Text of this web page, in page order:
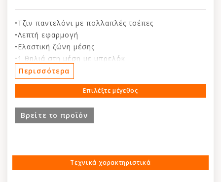
•Τζιν παντελόνι με πολλαπλές τσέπες
•Λεπτή εφαρμογή
•Ελαστική ζώνη μέσης
•1 θηλιά στη μέση με μπρελόκ
•Αφαιρούμενες και εναλλάξιμες τσέπες ενισχυμένες
με Cordura®
•1 τσέπη μηρού με πτερύγιο και ενίσχυση
Cordura®-Sorona®
•1 μικρή τσέπη με φερμουάρ
•Πίσω τσέπες με ενίσχυση Cordura®-Sorona®
•Τσέπες στα γόνατα με ενίσχυση Cordura®-
Περισσότερα
Επιλέξτε μέγεθος
Βρείτε το προϊόν
Τεχνικά χαρακτηριστικά